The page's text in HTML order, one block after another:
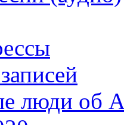
люди об